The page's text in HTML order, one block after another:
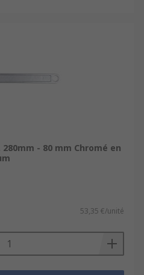
- 80 mm Chromé en
53,35 €/unité